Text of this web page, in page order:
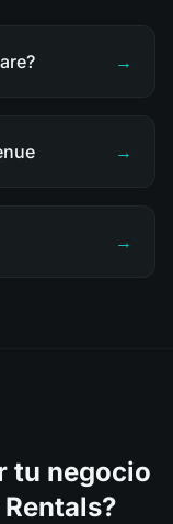
→
→
→
tu negocio